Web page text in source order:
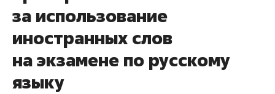
за использование
иностранных слов
на экзамене по русскому
языку